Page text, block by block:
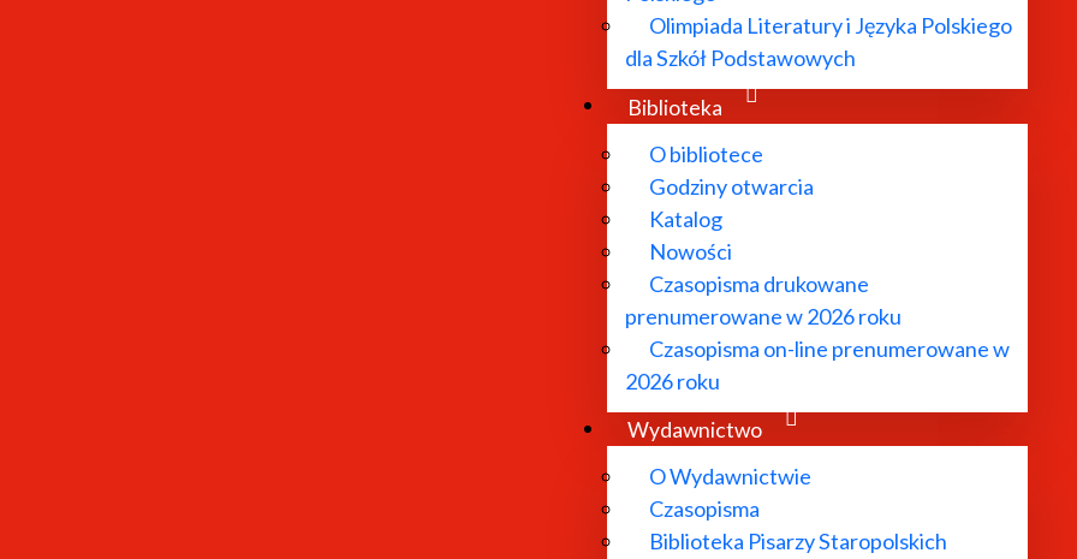
Olimpiada Literatury i Języka Polskiego
dla Szkół Podstawowych
Biblioteka
O bibliotece
Godziny otwarcia
Katalog
Nowości
Czasopisma drukowane
prenumerowane w 2026 roku
Czasopisma on-line prenumerowane w
2026 roku
Wydawnictwo
O Wydawnictwie
Czasopisma
Biblioteka Pisarzy Staropolskich
2016 – magister lingwistyki stosowanej w zakresie tłumaczenia; specjalność język angielski (dyplom z
Warszawskiego na podstawie pracy Translation of Culture-bound Terms in Beautiful Twentysomethings by
2016 – doktor habilitowany w dziedzinie literaturoznawstwo na Wydziale Polonistyki Uniwersytetu
powojnie Czesława Miłosza, Warszawa 2015. Recenzenci w przewodzie: prof. dr hab. Małgorzata Czermińska
2005 – doktor nauk humanistycznych w dziedzinie literaturoznawstwo polskie w Instytucie Polonistyki
Światopogląd poetycki Józefa Czechowicza wobec modernizmu europejskiego. Promotor: prof. dr hab. Marian
pracy Głos pośród głosów. "O Trzech zimach" Czesława Miłosza. Promotor: prof. dr hab. Marian Stala.
1996–2000 – stypendystka Collegium Invisibile. Tutorzy: prof. dr hab. Jan Błoński, prof. dr hab. Ryszard Nycz.